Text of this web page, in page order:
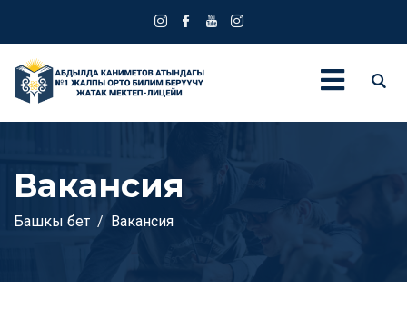
Вакансия
Башкы бет Вакансия